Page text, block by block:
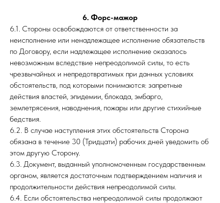
6. Форс-мажор
6.1. Стороны освобождаются от ответственности за
неисполнение или ненадлежащее исполнение обязательств
по Договору, если надлежащее исполнение оказалось
невозможным вследствие непреодолимой силы, то есть
чрезвычайных и непредотвратимых при данных условиях
обстоятельств, под которыми понимаются: запретные
действия властей, эпидемии, блокада, эмбарго,
землетрясения, наводнения, пожары или другие стихийные
бедствия.
6.2. В случае наступления этих обстоятельств Сторона
обязана в течение 30 (Тридцати) рабочих дней уведомить об
этом другую Сторону.
6.3. Документ, выданный уполномоченным государственным
органом, является достаточным подтверждением наличия и
продолжительности действия непреодолимой силы.
6.4. Если обстоятельства непреодолимой силы продолжают